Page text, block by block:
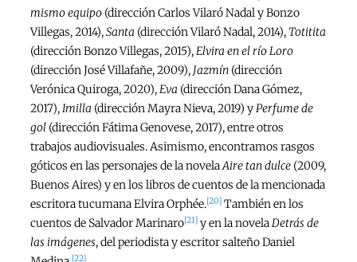
mismo equipo (dirección Carlos Vilaró Nadal y Bonzo
Villegas, 2014),Santa (dirección Vilaró Nadal, 2014), Totitita
(dirección Bonzo Villegas, 2015),Elvira en el río Loro
(dirección José Villafañe, 2009), Jazmín (dirección
Verónica Quiroga, 2020),Eva (dirección Dana Gómez,
2017),Imilla (dirección Mayra Nieva, 2019) yPerfume de
gol (dirección Fátima Genovese, 2017), entre otros
trabajos audiovisuales. Asimismo, encontramos rasgos
góticos en las personajes de la novelaAire tan dulce (2009,
Buenos Aires) y en los libros de cuentos de la mencionada
escritora tucumana Elvira Orphée.[20] También en los
cuentos de Salvador Marinaro[21] y en la novelaDetrás de
las imágenes, del periodista y escritor salteño Daniel
[22]